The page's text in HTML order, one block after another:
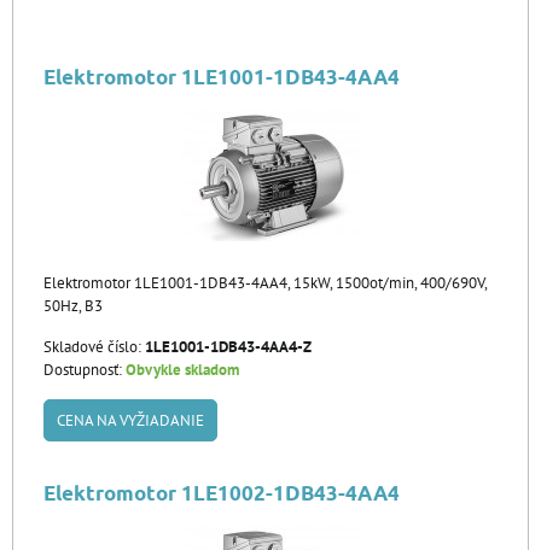
Elektromotor 1LE1001-1DB43-4AA4
Elektromotor 1LE1001-1DB43-4AA4, 15kW, 1500ot/min, 400/690V,
50Hz, B3
Skladové číslo: 1LE1001-1DB43-4AA4-Z
Dostupnosť:Obvykle skladom
CENA NA VYŽIADANIE
Elektromotor 1LE1002-1DB43-4AA4